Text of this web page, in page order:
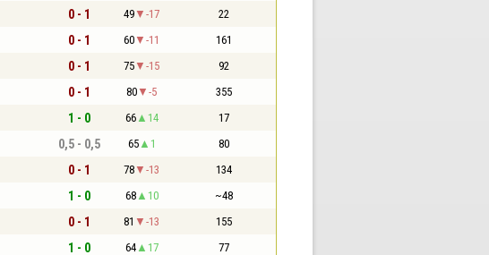
0 - 1 49 -17 22
0 - 1 60 -11 161
0 - 1 75 -15 92
0 - 1 80 -5 355
1 - 0 66 14 17
0,5 - 0,5 65 1 80
0 - 1 78 -13 134
1 - 0 68 10 ~48
0 - 1 81 -13 155
1 - 0 64 17 77